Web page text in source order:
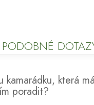
PODOBNÉ
kamarádku, která
poradit?